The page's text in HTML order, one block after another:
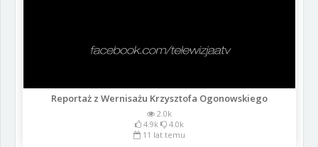
Reportaż z Wernisażu Krzysztofa Ogonowskiego
2.0k
4.9k
4.0k
11 lat temu